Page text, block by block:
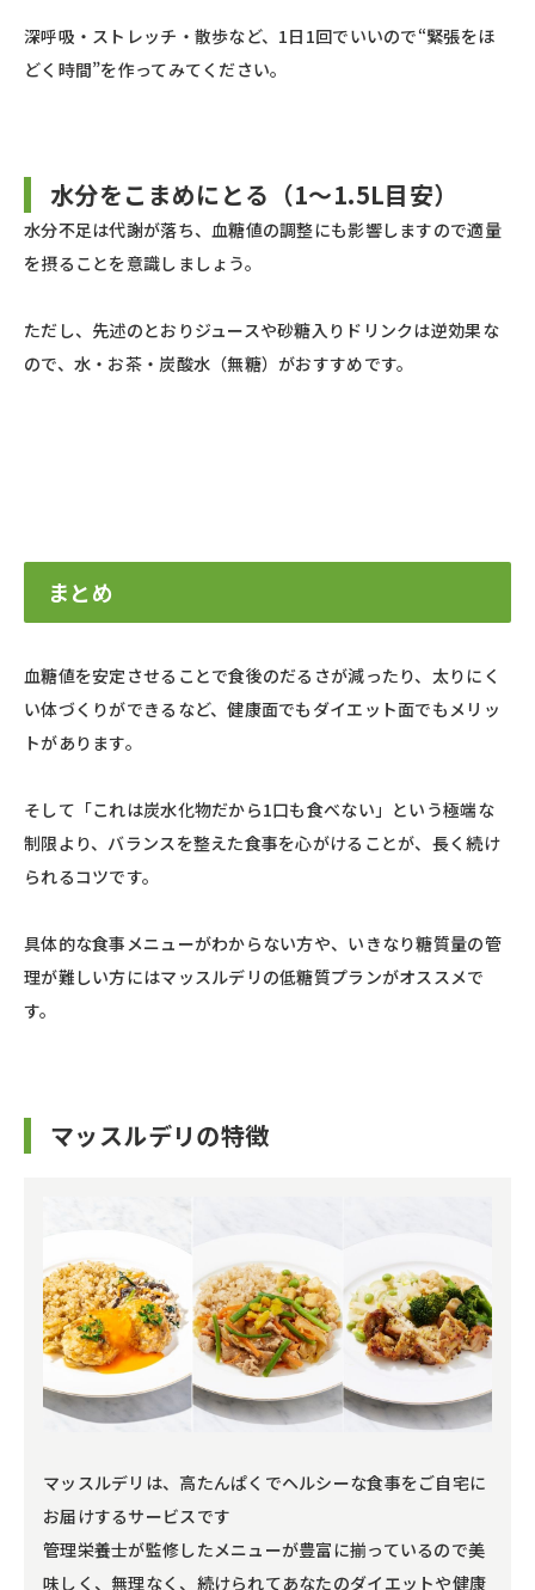
深呼吸・ストレッチ・散歩など、1日1回でいいので“緊張をほ
どく時間”を作ってみてください。
水分をこまめにとる（1〜1.5L目安）
水分不足は代謝が落ち、血糖値の調整にも影響しますので適量
を摂ることを意識しましょう。
ただし、先述のとおりジュースや砂糖入りドリンクは逆効果な
ので、水・お茶・炭酸水（無糖）がおすすめです。
まとめ
血糖値を安定させることで食後のだるさが減ったり、太りにく
い体づくりができるなど、健康面でもダイエット面でもメリッ
トがあります。
そして「これは炭水化物だから1口も食べない」という極端な
制限より、バランスを整えた食事を心がけることが、長く続け
られるコツです。
具体的な食事メニューがわからない方や、いきなり糖質量の管
理が難しい方にはマッスルデリの低糖質プランがオススメで
す。
マッスルデリの特徴
マッスルデリは、高たんぱくでヘルシーな食事をご自宅に
お届けするサービスです
管理栄養士が監修したメニューが豊富に揃っているので美
味しく、無理なく、続けられてあなたのダイエットや健康